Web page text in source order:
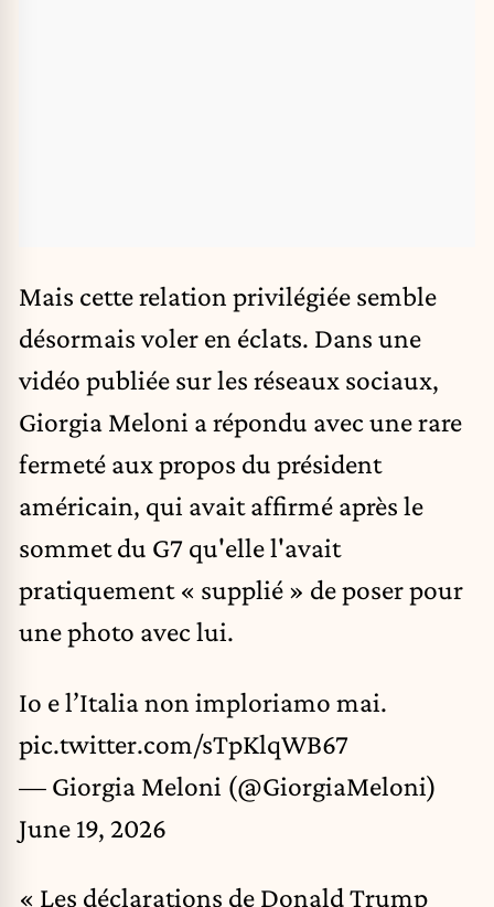
Mais cette relation privilégiée semble
désormais voler en éclats. Dans une
vidéo publiée sur les réseaux sociaux,
Giorgia Meloni a répondu avec une rare
fermeté aux propos du président
américain, qui avait affirmé après le
sommet du G7 qu'elle l'avait
pratiquement « supplié » de poser pour
une photo avec lui.
Io e l’Italia non imploriamo mai.
pic.twitter.com/sTpKlqWB67
— Giorgia Meloni (@GiorgiaMeloni)
June 19, 2026
« Les déclarations de Donald Trump